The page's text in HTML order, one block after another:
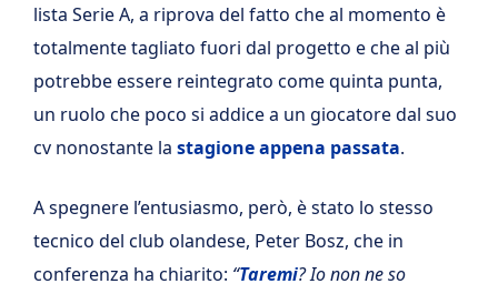
lista Serie A, a riprova del fatto che al momento è
totalmente tagliato fuori dal progetto e che al più
potrebbe essere reintegrato come quinta punta,
un ruolo che poco si addice a un giocatore dal suo
cv nonostante la stagione appena passata.
A spegnere l’entusiasmo, però, è stato lo stesso
tecnico del club olandese, Peter Bosz, che in
conferenza ha chiarito: “Taremi? Io non ne so